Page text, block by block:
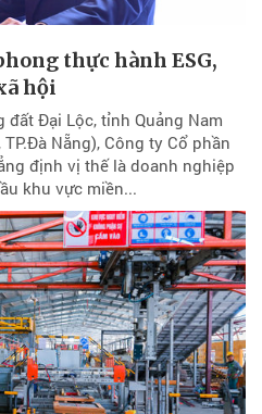
thực hành ESG,
hội
đất Đại Lộc, tỉnh Quảng Nam
Nẵng), Công ty Cổ phần
định vị thế là doanh nghiệp
khu vực miền...